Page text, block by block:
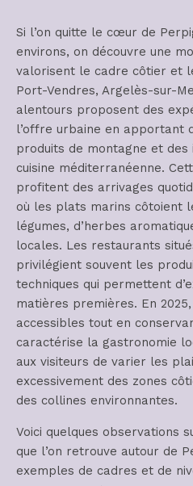
Si l’on quitte le cœur de
environs, on découvre une
valorisent le cadre côtier et
Port-Vendres, Argelès-sur-
alentours proposent des
l’offre urbaine en apportant
produits de montagne et
cuisine méditerranéenne.
profitent des arrivages
où les plats marins côtoient
légumes, d’herbes
locales. Les restaurants
privilégient souvent les
techniques qui permettent
matières premières. En
accessibles tout en
caractérise la gastronomie
aux visiteurs de varier les
excessivement des zones
des collines environnantes.
Voici quelques observations
que l’on retrouve autour de
exemples de cadres et de